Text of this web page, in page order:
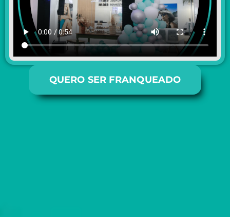
QUERO SER FRANQUEADO